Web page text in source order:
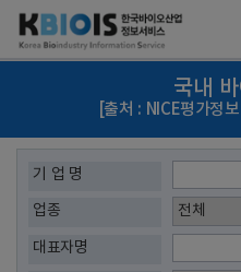
국내
[출처 : NICE평가정
기 업 명
업종
대표자명